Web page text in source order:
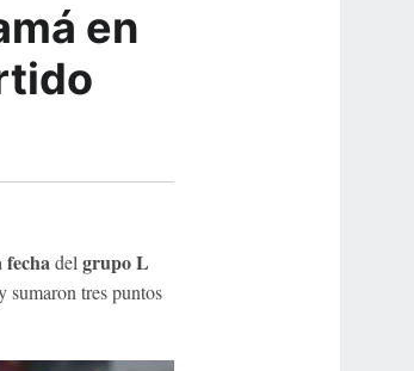
en
del grupo L
sumaron tres puntos